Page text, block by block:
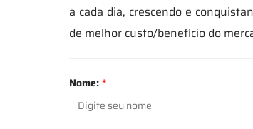
a cada dia, crescendo e
de melhor custo/benefício do
Nome:*